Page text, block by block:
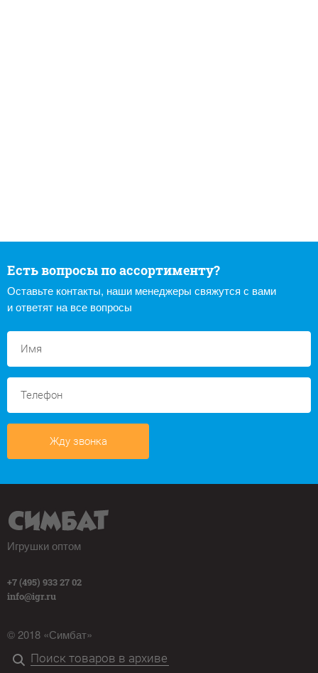
Есть вопросы по ассортименту?
Оставьте контакты, наши менеджеры свяжутся с вами
и ответят на все вопросы
Жду звонка
Игрушки оптом
+7 (495) 933 27 02
info@igr.ru
© 2018 «Симбат»